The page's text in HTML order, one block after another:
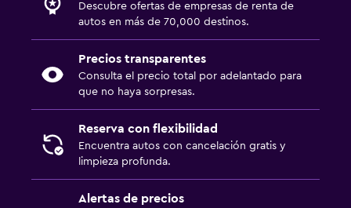
Descubre ofertas de empresas de renta de
autos en más de 70,000 destinos.
Precios transparentes
Consulta el precio total por adelantado para
que no haya sorpresas.
Reserva con flexibilidad
Encuentra autos con cancelación gratis y
limpieza profunda.
Alertas de precios